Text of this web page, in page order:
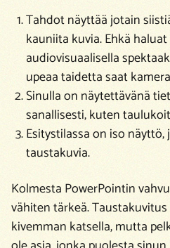
Tahdot näyttää jotain
kauniita kuvia. Ehkä
audiovisuaalisella
upeaa taidetta saat
Sinulla on näytettävänä
sanallisesti, kuten
Esitystilassa on iso
taustakuvia.
Kolmesta PowerPointin
vähiten tärkeä.
kivemman katsella, mutta